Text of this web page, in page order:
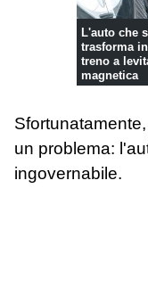
L'auto che
trasforma
treno a
magnetica
un problema:
ingovernabile.